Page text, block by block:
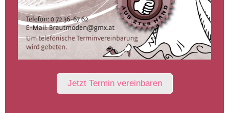
Jetzt Termin vereinbaren